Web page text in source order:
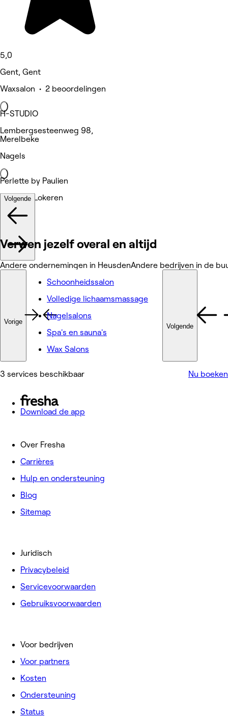
5,0
Gent, Gent
Waxsalon • 2 beoordelingen
H-STUDIO
Lembergsesteenweg 98,
Merelbeke
Nagels
Perlette by Paulien
Lokeren, Lokeren
Nagels
Volgende
Verwen jezelf overal en altijd
Andere ondernemingen in HeusdenAndere bedrijven in de
Vorige
Schoonheidssalon
Volledige lichaamsmassage
Nagelsalons
Spa's en sauna's
Wax Salons
Volgende
3 services beschikbaar Nu boeken
Download de app
Over Fresha
Carrières
Hulp en ondersteuning
Blog
Sitemap
Voor bedrijven
Voor partners
Kosten
Ondersteuning
Status
Juridisch
Privacybeleid
Servicevoorwaarden
Gebruiksvoorwaarden